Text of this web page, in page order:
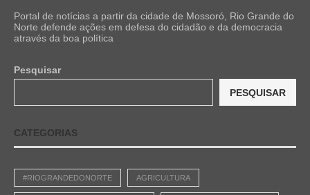
Portal de notícias a partir da cidade de Mossoró, Rio Grande do
Norte defende ações em defesa do cidadão e da democracia
através da boa política
Pesquisar
PESQUISAR
CATEGORIAS
#RIOGRANDEDONORTE AGRICULTURA